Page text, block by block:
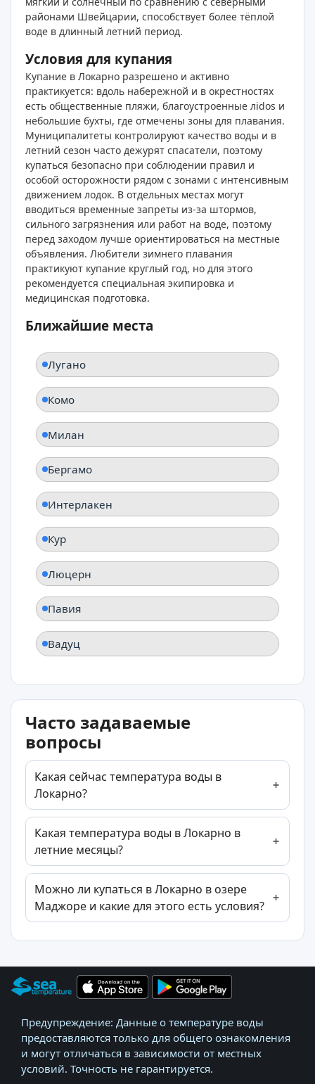
районами Швейцарии, способствует более тёплой
воде в длинный летний период.
Условия для купания
Купание в Локарно разрешено и активно
практикуется: вдоль набережной и в окрестностях
есть общественные пляжи, благоустроенные лidos и
небольшие бухты, где отмечены зоны для плавания.
Муниципалитеты контролируют качество воды и в
летний сезон часто дежурят спасатели, поэтому
купаться безопасно при соблюдении правил и
особой осторожности рядом с зонами с интенсивным
движением лодок. В отдельных местах могут
вводиться временные запреты из‑за штормов,
сильного загрязнения или работ на воде, поэтому
перед заходом лучше ориентироваться на местные
объявления. Любители зимнего плавания
практикуют купание круглый год, но для этого
рекомендуется специальная экипировка и
медицинская подготовка.
Ближайшие места
Лугано
Комо
Милан
Бергамо
Интерлакен
Кур
Люцерн
Павия
Вадуц
Часто задаваемые
вопросы
Какая сейчас температура воды в
Локарно?
Какая температура воды в Локарно в
летние месяцы?
Можно ли купаться в Локарно в озере
Маджоре и какие для этого есть условия?
Предупреждение: Данные о температуре воды
предоставляются только для общего ознакомления
и могут отличаться в зависимости от местных
условий. Точность не гарантируется.